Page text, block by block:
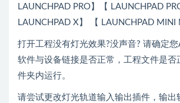
LAUNCHPAD PRO】【 LAUNCHPAD
LAUNCHPAD X】 【 LAUNCHPAD MINI
打开工程没有灯光效果?没声音? 请确定您
软件与设备链接是否正常，工程文件是否
件夹内运行。
请尝试更改灯光轨道输入输出插件，输出